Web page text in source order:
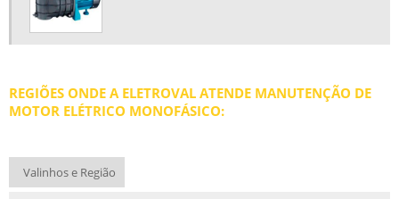
REBOBINAGEM DE MOTORES
REBOBINAGEM DE MOTORES ELÉTRICOS
REBOBINAMENTO DE MOTORES
REBOBINAMENTO DE MOTORES SP
REGIÕES ONDE A ELETROVAL ATENDE MANUTENÇÃO DE
MOTOR ELÉTRICO MONOFÁSICO:
Valinhos e Região